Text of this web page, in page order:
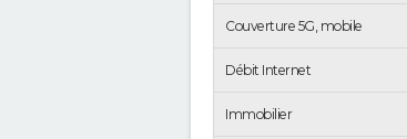
Couverture 5G, mobile
Débit Internet
Immobilier